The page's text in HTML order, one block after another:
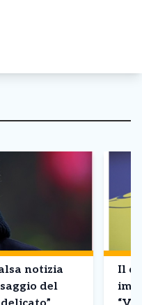
notizia
del
Il